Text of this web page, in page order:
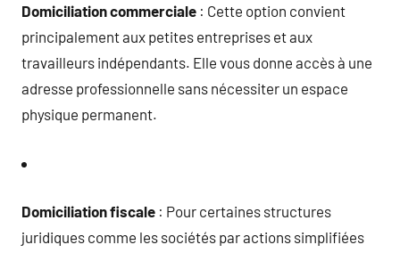
Domiciliation commerciale : Cette option convient
principalement aux petites entreprises et aux
travailleurs indépendants. Elle vous donne accès à une
adresse professionnelle sans nécessiter un espace
physique permanent.
Domiciliation fiscale : Pour certaines structures
juridiques comme les sociétés par actions simplifiées